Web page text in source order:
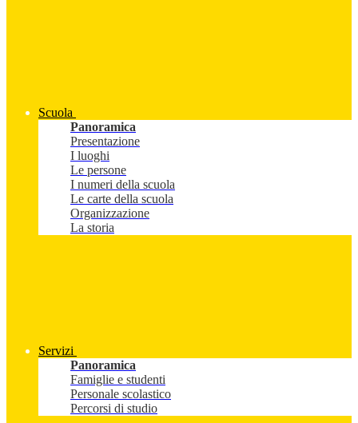
Scuola
Panoramica
Presentazione
I luoghi
Le persone
I numeri della scuola
Le carte della scuola
Organizzazione
La storia
Servizi
Panoramica
Famiglie e studenti
Personale scolastico
Percorsi di studio